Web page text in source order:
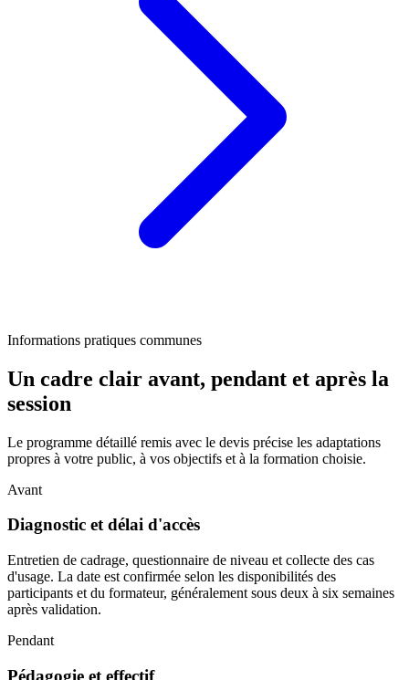
Informations pratiques communes
Un cadre clair avant, pendant et après la
session
Le programme détaillé remis avec le devis précise les adaptations
propres à votre public, à vos objectifs et à la formation choisie.
Avant
Diagnostic et délai d'accès
Entretien de cadrage, questionnaire de niveau et collecte des cas
d'usage. La date est confirmée selon les disponibilités des
participants et du formateur, généralement sous deux à six semaines
après validation.
Pendant
Pédagogie et effectif